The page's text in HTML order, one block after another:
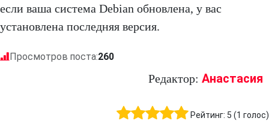
если ваша система Debian обновлена, у вас
установлена последняя версия.
Просмотров поста:260
Редактор: Анастасия
Рейтинг: 5 (1 голос)